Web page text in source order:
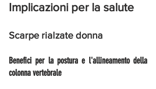
Implicazioni per la salute
Scarpe rialzate donna
Benefici per la postura e l'allineamento della
colonna vertebrale